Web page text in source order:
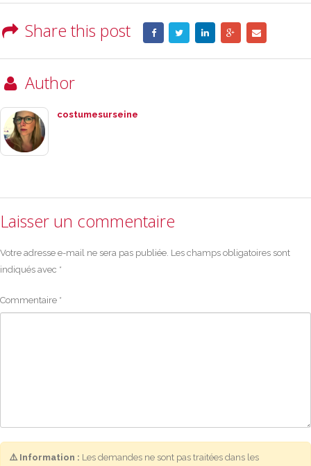
Share this post
Author
costumesurseine
Laisser un commentaire
Votre adresse e-mail ne sera pas publiée. Les champs obligatoires sont
indiqués avec *
Commentaire *
⚠️ Information : Les demandes ne sont pas traitées dans les